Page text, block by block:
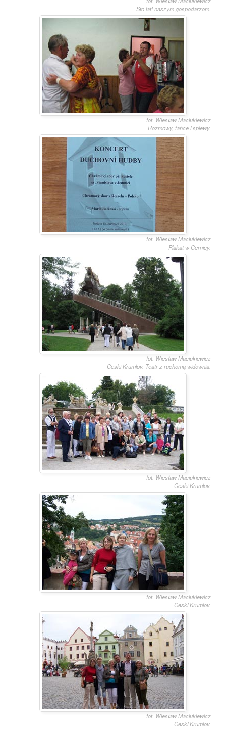
Sto lat! naszym gospodarzom.
fot. Wiesław Maciukiewicz
Rozmowy, tańce i spiewy.
fot. Wiesław Maciukiewicz
Plakat w Cernicy.
fot. Wiesław Maciukiewicz
Ceski Krumlov. Teatr z ruchomą widownia.
fot. Wiesław Maciukiewicz
Ceski Krumlov.
fot. Wiesław Maciukiewicz
Ceski Krumlov.
fot. Wiesław Maciukiewicz
Ceski Krumlov.